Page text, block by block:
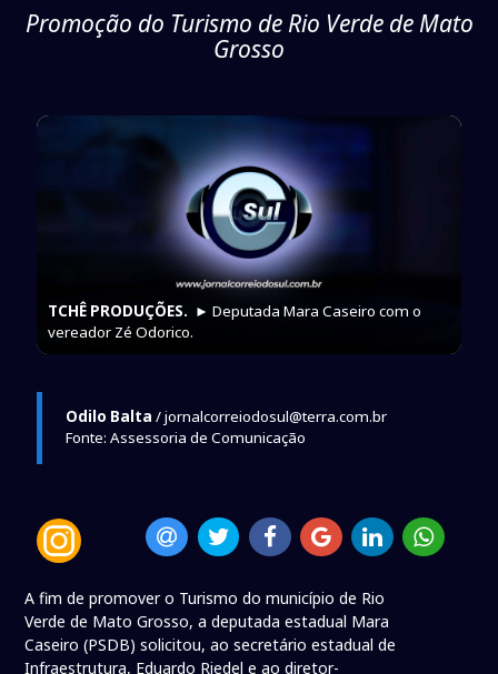
Promoção do Turismo de Rio Verde de Mato
Grosso
TCHÊ PRODUÇÕES. ► Deputada Mara Caseiro com o
vereador Zé Odorico.
Odilo Balta / jornalcorreiodosul@terra.com.br
Fonte: Assessoria de Comunicação
A fim de promover o Turismo do município de Rio
Verde de Mato Grosso, a deputada estadual Mara
Caseiro (PSDB) solicitou, ao secretário estadual de
Infraestrutura, Eduardo Riedel e ao diretor-